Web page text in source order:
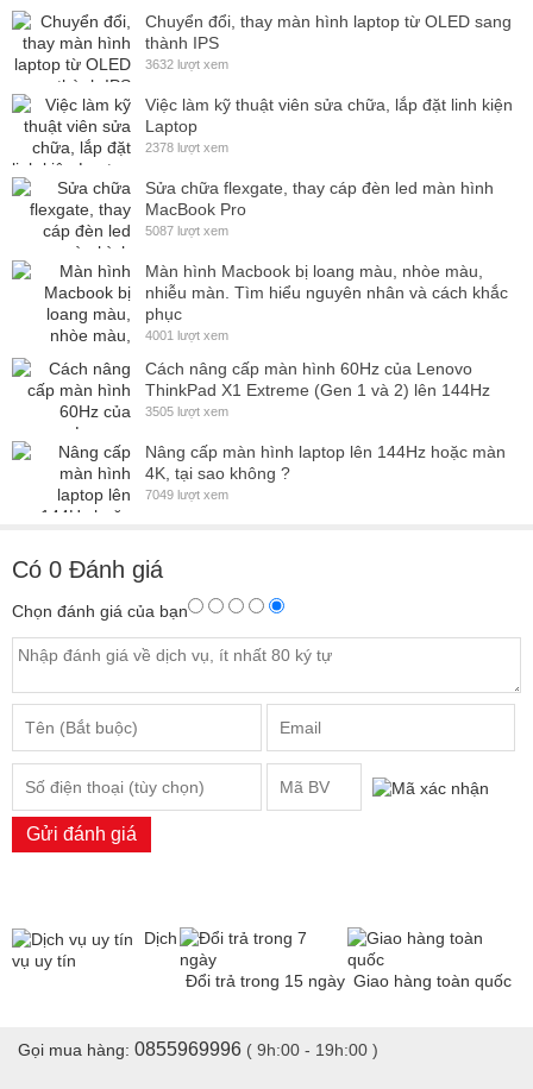
Chuyển đổi, thay màn hình laptop từ OLED sang
thành IPS
3632 lượt xem
Việc làm kỹ thuật viên sửa chữa, lắp đặt linh kiện
Laptop
2378 lượt xem
Sửa chữa flexgate, thay cáp đèn led màn hình
MacBook Pro
5087 lượt xem
Màn hình Macbook bị loang màu, nhòe màu,
nhiễu màn. Tìm hiểu nguyên nhân và cách khắc
phục
4001 lượt xem
Cách nâng cấp màn hình 60Hz của Lenovo
ThinkPad X1 Extreme (Gen 1 và 2) lên 144Hz
3505 lượt xem
Nâng cấp màn hình laptop lên 144Hz hoặc màn
4K, tại sao không ?
7049 lượt xem
Có 0 Đánh giá
Chọn đánh giá của bạn
Gửi đánh giá
Dịch
vụ uy tín
Đổi trả trong 15 ngày Giao hàng toàn quốc
Gọi mua hàng: 0855969996 ( 9h:00 - 19h:00 )